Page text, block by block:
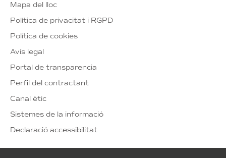
Mapa del lloc
Política de privacitat i RGPD
Política de cookies
Avís legal
Portal de transparencia
Perfil del contractant
Canal ètic
Sistemes de la informació
Declaració accessibilitat